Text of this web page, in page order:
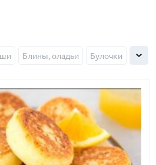
Блины, оладьи Булочки